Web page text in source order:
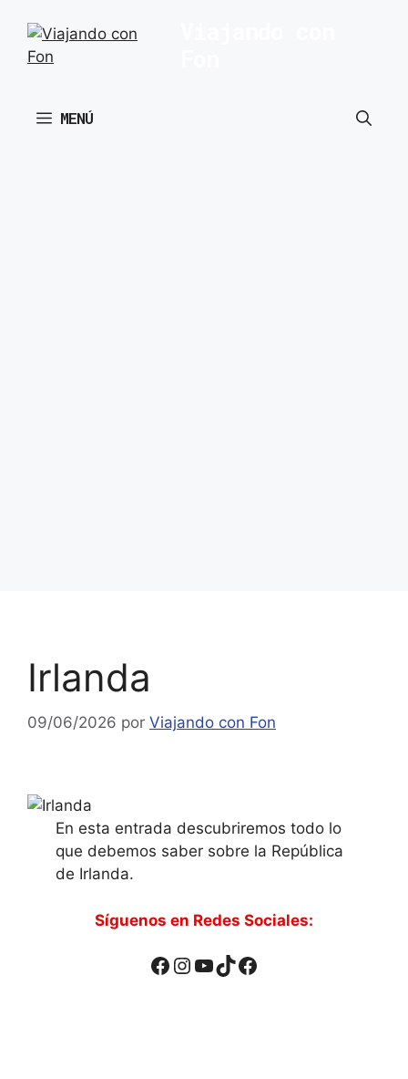
contenido
MENÚ
Irlanda
09/06/2026 por Viajando con Fon
En esta entrada descubriremos todo lo
que debemos saber sobre la República
de Irlanda.
Síguenos en Redes Sociales:
Facebook Instagram YouTube TikTok Facebook